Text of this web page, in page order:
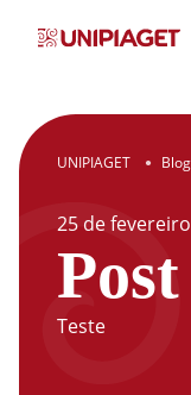
UNIPIAGET ● Blog
25defevereiro
Teste